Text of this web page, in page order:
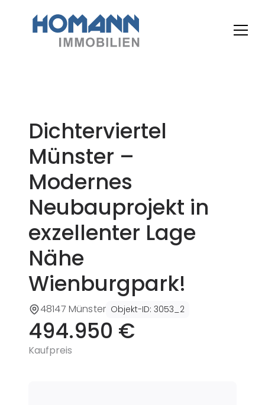
Dichterviertel
Münster –
Modernes
Neubauprojekt in
exzellenter Lage
Nähe
Wienburgpark!
48147 Münster Objekt-ID:3053_2
494.950 €
Kaufpreis